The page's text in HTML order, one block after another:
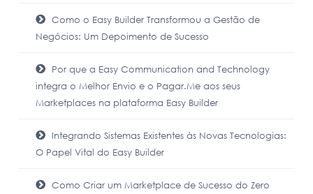
Como o Easy Builder Transformou a Gestão de
Negócios: Um Depoimento de Sucesso
Por que a Easy Communication and Technology
integra o Melhor Envio e o Pagar.Me aos seus
Marketplaces na plataforma Easy Builder
Integrando Sistemas Existentes às Novas Tecnologias:
O Papel Vital do Easy Builder
Como Criar um Marketplace de Sucesso do Zero